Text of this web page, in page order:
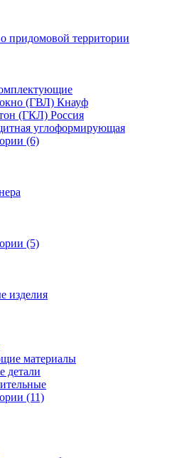
придомовой территории
(ГВЛ) Кнауф
(ГКЛ) Россия
углоформирующая
(6)
(5)
изделия
материалы
детали
(11)